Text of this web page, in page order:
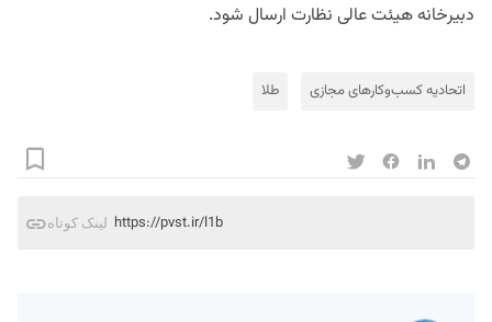
دبیرخانه هیئت عالی نظارت ارسال شود.
اتحادیه کسب‌و‌کارهای مجازی طلا
لینک کوتاه https://pvst.ir/l1b